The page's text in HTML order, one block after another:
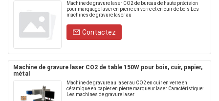
Machine de gravure laser CO2 de bureau de haute précision
pour marquage laser en pierre en verre et en cuir de bois Les
machines de gravure laser au
Contactez
Machine de gravure laser CO2 de table 150W pour bois, cuir, papier,
métal
Machine de gravure au laser au CO2 en cuir en verre en
céramique en papier en pierre marqueur laser Caractéristique:
Les machines de gravure laser